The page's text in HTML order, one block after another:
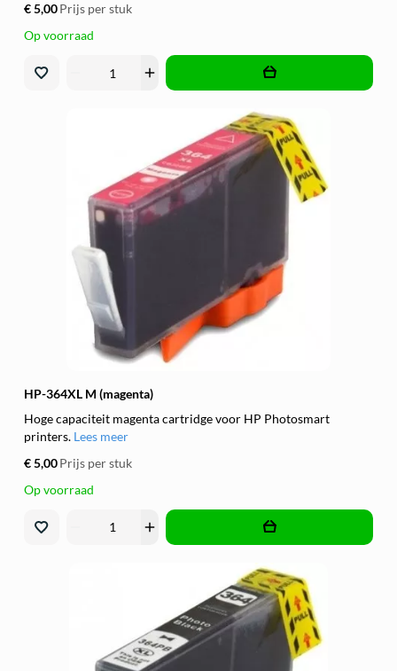
€ 5,00Prijs per stuk
Op voorraad
add
HP-364XL M (magenta)
Hoge capaciteit magenta cartridge voor HP Photosmart
printers. Lees meer
€ 5,00Prijs per stuk
Op voorraad
add